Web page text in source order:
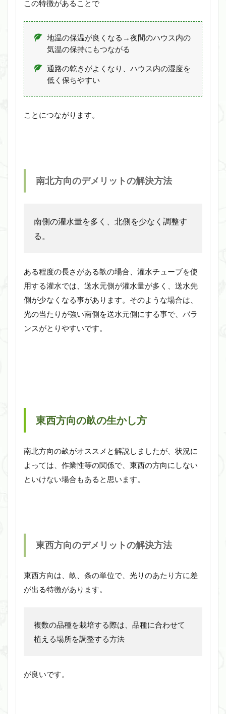
この特徴があることで
地温の保温が良くなる→夜間のハウス内の
気温の保持にもつながる
通路の乾きがよくなり、ハウス内の湿度を
低く保ちやすい
ことにつながります。
南北方向のデメリットの解決方法
南側の灌水量を多く、北側を少なく調整す
る。
ある程度の長さがある畝の場合、灌水チューブを使
用する灌水では、送水元側が灌水量が多く、送水先
側が少なくなる事があります。そのような場合は、
光の当たりが強い南側を送水元側にする事で、バラ
ンスがとりやすいです。
東西方向の畝の生かし方
南北方向の畝がオススメと解説しましたが、状況に
よっては、作業性等の関係で、東西の方向にしない
といけない場合もあると思います。
東西方向のデメリットの解決方法
東西方向は、畝、条の単位で、光りのあたり方に差
が出る特徴があります。
複数の品種を栽培する際は、品種に合わせて
植える場所を調整する方法
が良いです。